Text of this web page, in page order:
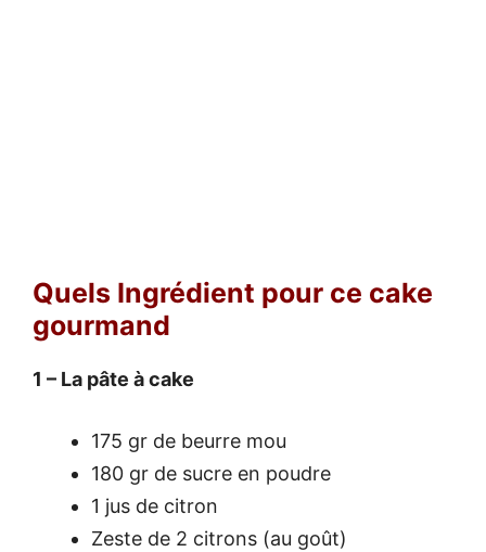
Quels Ingrédient pour ce cake
gourmand
1 – La pâte à cake
175 gr de beurre mou
180 gr de sucre en poudre
1 jus de citron
Zeste de 2 citrons (au goût)